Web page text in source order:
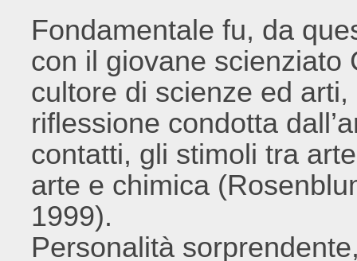
Fondamentale fu, da
con il giovane scienziato
cultore di scienze ed
riflessione condotta
contatti, gli stimoli tra
arte e chimica
1999).
Personalità